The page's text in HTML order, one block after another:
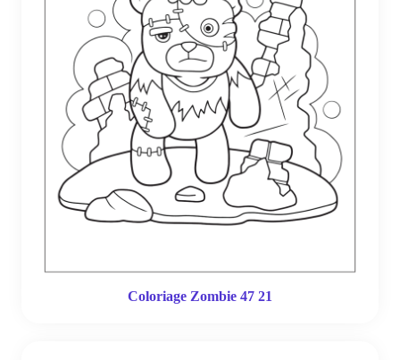
Coloriage Zombie 47 21